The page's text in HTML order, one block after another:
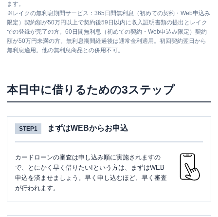
ます。
※ レイクの無利息期間サービス：365日間無利息（初めての契約・Web申込み
限定）契約額が50万円以上で契約後59日以内に収入証明書類の提出とレイク
での登録が完了の方。60日間無利息（初めての契約・Web申込み限定）契約
額が50万円未満の方。無利息期間経過後は通常金利適用。初回契約翌日から
無利息適用。他の無利息商品との併用不可。
本日中に借りるための3ステップ
STEP1 まずはWEBからお申込
カードローンの審査は申し込み順に実施されますの
で、とにかく早く借りたい!という方は、まずはWEB
申込を済ませましょう。早く申し込むほど、早く審査
が行われます。